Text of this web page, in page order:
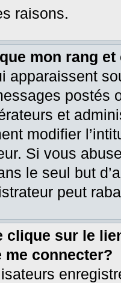
raisons.
que mon rang
apparaissent
postés
et
modifier
Si vous
le seul but
peut
clique sur le
me connecter?